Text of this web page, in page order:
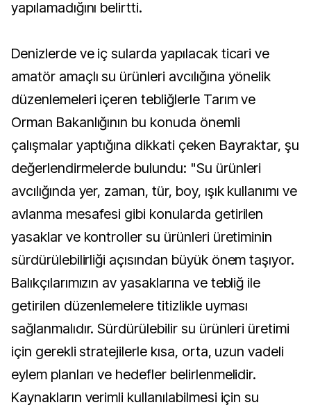
yapılamadığını belirtti.
Denizlerde ve iç sularda yapılacak ticari ve
amatör amaçlı su ürünleri avcılığına yönelik
düzenlemeleri içeren tebliğlerle Tarım ve
Orman Bakanlığının bu konuda önemli
çalışmalar yaptığına dikkati çeken Bayraktar, şu
değerlendirmelerde bulundu: "Su ürünleri
avcılığında yer, zaman, tür, boy, ışık kullanımı ve
avlanma mesafesi gibi konularda getirilen
yasaklar ve kontroller su ürünleri üretiminin
sürdürülebilirliği açısından büyük önem taşıyor.
Balıkçılarımızın av yasaklarına ve tebliğ ile
getirilen düzenlemelere titizlikle uyması
sağlanmalıdır. Sürdürülebilir su ürünleri üretimi
için gerekli stratejilerle kısa, orta, uzun vadeli
eylem planları ve hedefler belirlenmelidir.
Kaynakların verimli kullanılabilmesi için su